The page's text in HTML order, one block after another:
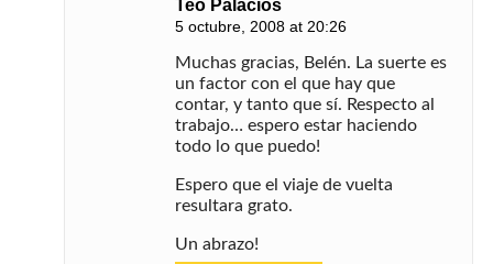
Teo Palacios
5 octubre, 2008 at 20:26
Muchas gracias, Belén. La suerte es
un factor con el que hay que
contar, y tanto que sí. Respecto al
trabajo… espero estar haciendo
todo lo que puedo!
Espero que el viaje de vuelta
resultara grato.
Un abrazo!